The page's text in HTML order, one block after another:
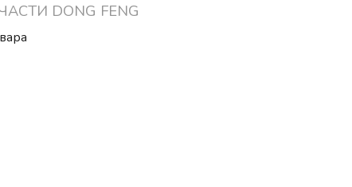
DONG FENG